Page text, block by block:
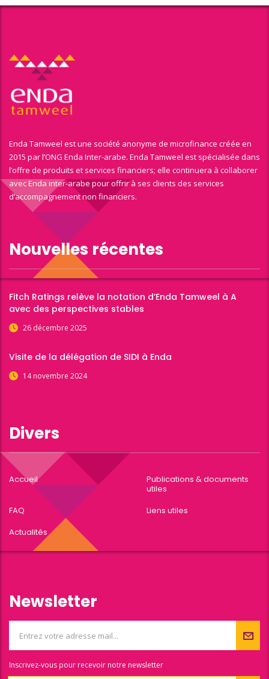
Enda Tamweel est une société anonyme de microfinance créée en
2015 par l’ONG Enda Inter-arabe. Enda Tamweel est spécialisée dans
l’offre de produits et services financiers; elle continuera à collaborer
avec Enda inter-arabe pour offrir à ses clients des services
d’accompagnement non financiers.
Nouvelles récentes
Fitch Ratings relève la notation d’Enda Tamweel à A
avec des perspectives stables
26 décembre 2025
Visite de la délégation de SIDI à Enda
14 novembre 2024
Divers
Accueil
Publications & documents
utiles
FAQ
Liens utiles
Actualités
Newsletter
Inscrivez-vous pour recevoir notre newsletter